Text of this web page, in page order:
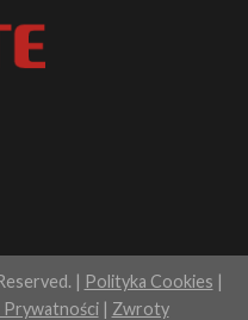
| Polityka Cookies |
Prywatności| Zwroty